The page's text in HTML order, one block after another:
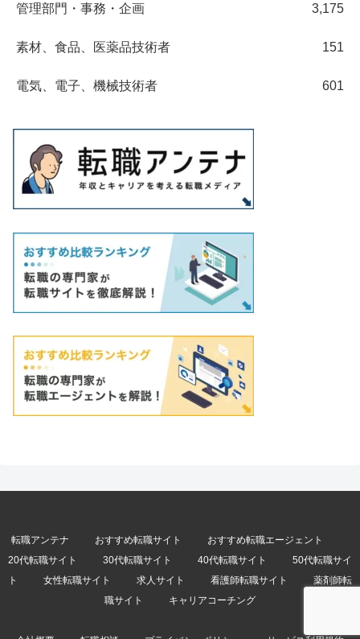
管理部門・事務・企画 3,175
素材、食品、医薬品技術者 151
電気、電子、機械技術者 601
転職アンテナ おすすめ転職サイト
おすすめ転職エージェント
20代転職サイト
30代転職サイト 40代転職サイト
50代転職サイ
ト
女性転職サイト 求人サイト 看護師転職サイト
薬剤師転
職サイト
キャリアコーチング